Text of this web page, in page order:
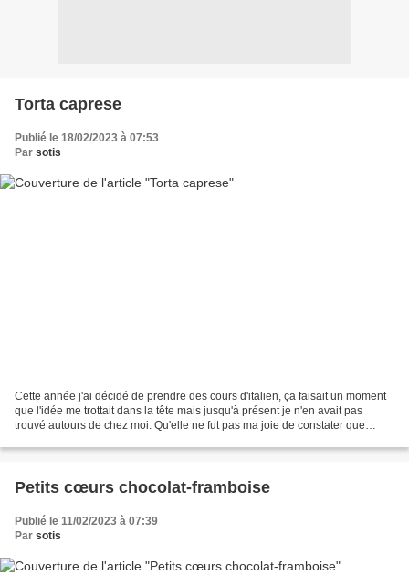
Torta caprese
Publié le 18/02/2023 à 07:53
Par sotis
Cette année j'ai décidé de prendre des cours d'italien, ça faisait un moment
que l'idée me trottait dans la tête mais jusqu'à présent je n'en avait pas
trouvé autours de chez moi. Qu'elle ne fut pas ma joie de constater que
Petits cœurs chocolat-framboise
Publié le 11/02/2023 à 07:39
Par sotis